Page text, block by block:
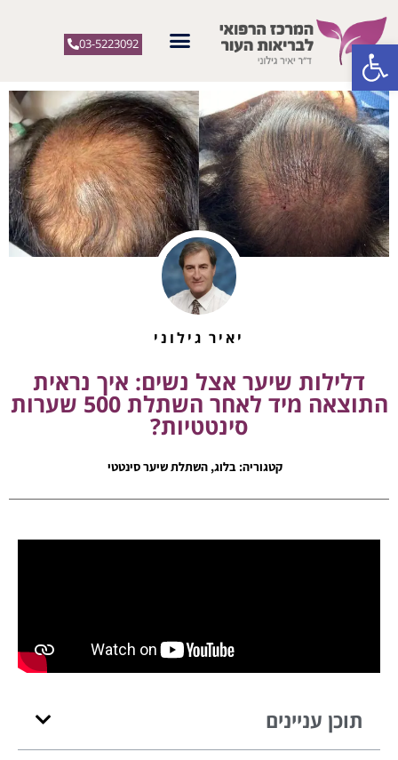
פתח סרגל נגישות 03-5223092
יאיר גילוני
דלילות שיער אצל נשים: איך נראית
התוצאה מיד לאחר השתלת 500 שערות
סינטטיות?
קטגוריה: בלוג,השתלת שיער סינטטי
תוכן עניינים